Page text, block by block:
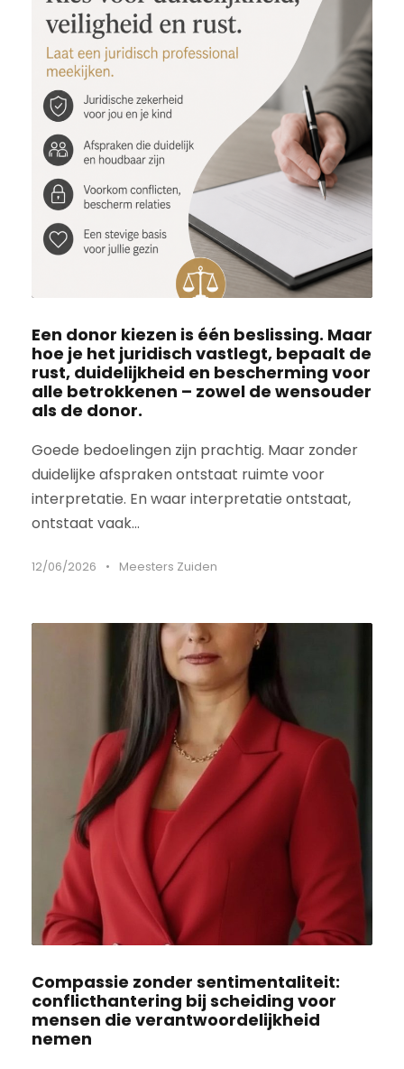
Een donor kiezen is één beslissing. Maar
hoe je het juridisch vastlegt, bepaalt de
rust, duidelijkheid en bescherming voor
alle betrokkenen – zowel de wensouder
als de donor.
Goede bedoelingen zijn prachtig. Maar zonder
duidelijke afspraken ontstaat ruimte voor
interpretatie. En waar interpretatie ontstaat,
ontstaat vaak...
12/06/2026 • Meesters Zuiden
Compassie zonder sentimentaliteit:
conflicthantering bij scheiding voor
mensen die verantwoordelijkheid
nemen